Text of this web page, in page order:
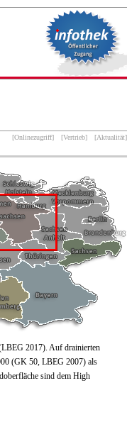
[Onlinezugriff] [Vertrieb] [Aktualität]
2017). Auf drainierten
(GK 50, LBEG 2007) als
sind dem High